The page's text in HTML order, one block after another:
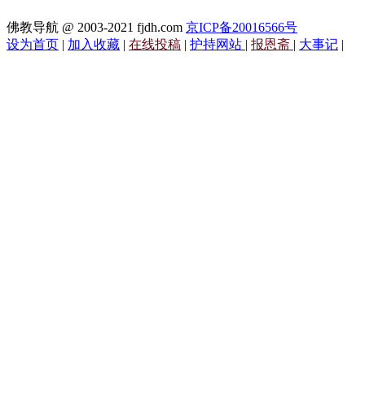
佛教导航 @ 2003-2021 fjdh.com 京ICP备20016566号
设为首页 | 加入收藏 | 在线投稿 | 护持网站 | 报恩斋 | 大事记 |